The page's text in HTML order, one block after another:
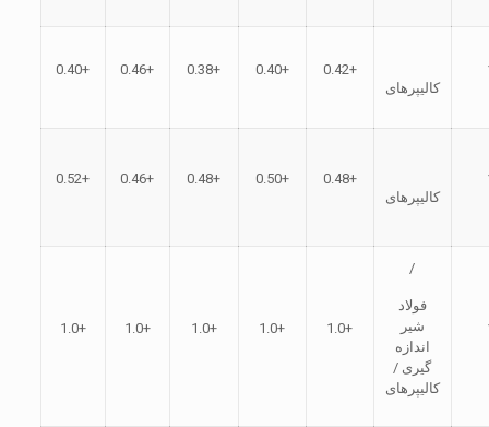
کالیپرهای
+0.42
+0.40
+0.38
+0.46
+0.40
کالیپرهای
+0.48
+0.50
+0.48
+0.46
+0.52
/
فولاد
شیر
اندازه
گیری /
کالیپرهای
+1.0
+1.0
+1.0
+1.0
+1.0